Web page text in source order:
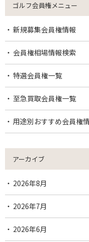
ゴルフ会員権メニュー
新規募集会員権情報
会員権相場情報検索
特選会員権一覧
至急買取会員権一覧
用途別おすすめ会員権
アーカイブ
2026年8月
2026年7月
2026年6月